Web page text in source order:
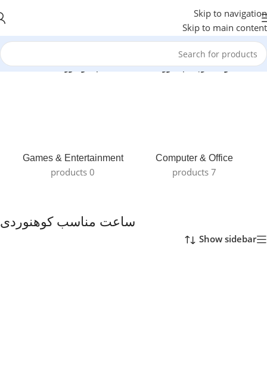
Skip to navigation
Skip to main content
خانه/محصولات برچسب خورده “ساعت مناسب کوهنوردی”
Computer & Office
7 products
Games & Entertainment
0 products
ساعت مناسب کوهنوردی
Show sidebar